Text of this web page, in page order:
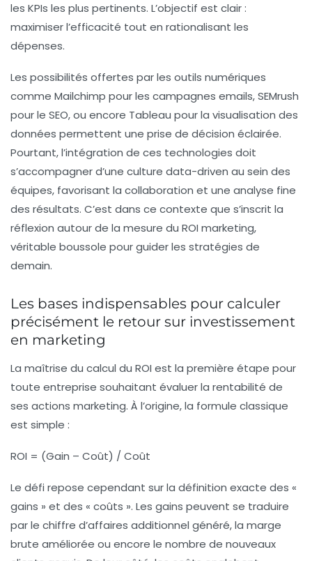
les KPIs les plus pertinents. L’objectif est clair :
maximiser l’efficacité tout en rationalisant les
dépenses.
Les possibilités offertes par les outils numériques
comme Mailchimp pour les campagnes emails, SEMrush
pour le SEO, ou encore Tableau pour la visualisation des
données permettent une prise de décision éclairée.
Pourtant, l’intégration de ces technologies doit
s’accompagner d’une culture data-driven au sein des
équipes, favorisant la collaboration et une analyse fine
des résultats. C’est dans ce contexte que s’inscrit la
réflexion autour de la mesure du ROI marketing,
véritable boussole pour guider les stratégies de
demain.
Les bases indispensables pour calculer
précisément le retour sur investissement
en marketing
La maîtrise du calcul du ROI est la première étape pour
toute entreprise souhaitant évaluer la rentabilité de
ses actions marketing. À l’origine, la formule classique
est simple :
ROI = (Gain – Coût) / Coût
Le défi repose cependant sur la définition exacte des «
gains » et des « coûts ». Les gains peuvent se traduire
par le chiffre d’affaires additionnel généré, la marge
brute améliorée ou encore le nombre de nouveaux